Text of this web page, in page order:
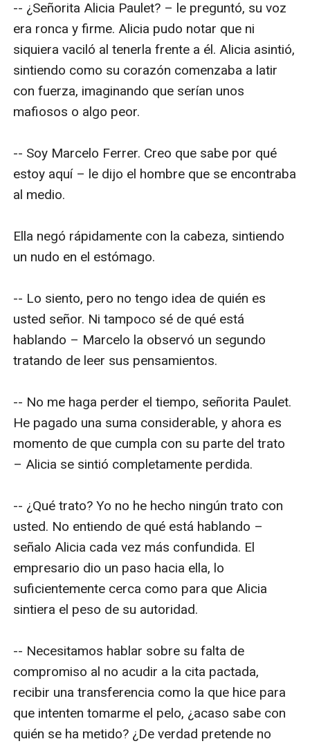
-- ¿Señorita Alicia Paulet? – le preguntó, su voz
era ronca y firme. Alicia pudo notar que ni
siquiera vaciló al tenerla frente a él. Alicia asintió,
sintiendo como su corazón comenzaba a latir
con fuerza, imaginando que serían unos
mafiosos o algo peor.
-- Soy Marcelo Ferrer. Creo que sabe por qué
estoy aquí – le dijo el hombre que se encontraba
al medio.
Ella negó rápidamente con la cabeza, sintiendo
un nudo en el estómago.
-- Lo siento, pero no tengo idea de quién es
usted señor. Ni tampoco sé de qué está
hablando – Marcelo la observó un segundo
tratando de leer sus pensamientos.
-- No me haga perder el tiempo, señorita Paulet.
He pagado una suma considerable, y ahora es
momento de que cumpla con su parte del trato
– Alicia se sintió completamente perdida.
-- ¿Qué trato? Yo no he hecho ningún trato con
usted. No entiendo de qué está hablando –
señalo Alicia cada vez más confundida. El
empresario dio un paso hacia ella, lo
suficientemente cerca como para que Alicia
sintiera el peso de su autoridad.
-- Necesitamos hablar sobre su falta de
compromiso al no acudir a la cita pactada,
recibir una transferencia como la que hice para
que intenten tomarme el pelo, ¿acaso sabe con
quién se ha metido? ¿De verdad pretende no